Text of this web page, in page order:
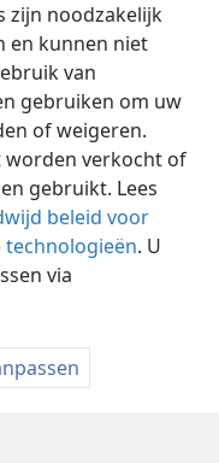
zijn noodzakelijk
en kunnen niet
van
gebruiken om uw
of weigeren.
worden verkocht of
gebruikt. Lees
beleid voor
. U
via
Instellingen
Society of Pennsylvania
Privacyinstellingen